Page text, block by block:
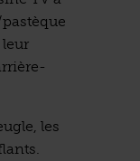
leur
les